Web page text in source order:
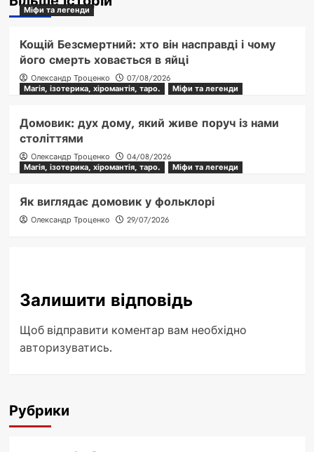
Міфи та легенди
Кощій Безсмертний: хто він насправді і чому
його смерть ховається в яйці
Олександр Троценко
07/08/2026
Магія, ізотерика, хіромантія, таро.
Міфи та легенди
Домовик: дух дому, який живе поруч із нами
століттями
Олександр Троценко
04/08/2026
Магія, ізотерика, хіромантія, таро.
Міфи та легенди
Як виглядає домовик у фольклорі
Олександр Троценко 29/07/2026
Залишити відповідь
Щоб відправити коментар вам необхідно
авторизуватись.
Рубрики